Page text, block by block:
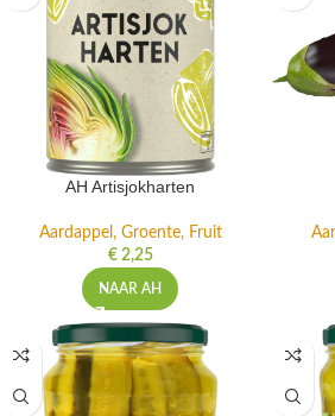
AH Artisjokharten
Aardappel, Groente, Fruit
€2,25
NAAR AH